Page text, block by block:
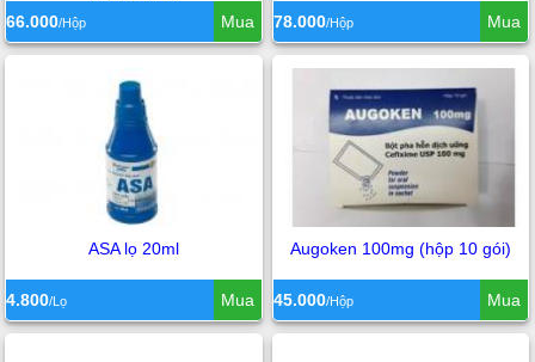
66.000/Hộp Mua 78.000/Hộp Mua
ASA lọ 20ml
4.800/Lọ Mua
Augoken 100mg (hộp 10 gói)
45.000/Hộp Mua